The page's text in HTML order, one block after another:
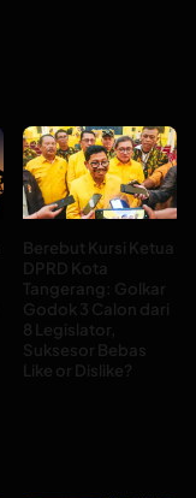
Berebut Kursi Ketua
DPRD Kota
Tangerang: Golkar
Godok 3 Calon dari
8 Legislator,
Suksesor Bebas
Like or Dislike?